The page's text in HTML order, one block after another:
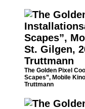
The Golden Pixel
Scapes”, Mobile
Truttmann